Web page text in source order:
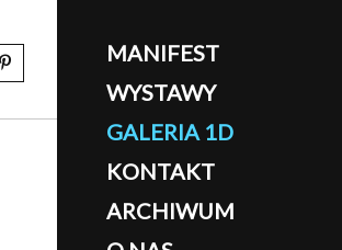
MANIFEST
WYSTAWY
GALERIA 1D
KONTAKT
ARCHIWUM